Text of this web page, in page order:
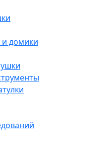
и домики